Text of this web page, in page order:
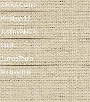
SIRKA Camp
Proslavv12
JustinVANDA
Gogi
JamesToula
Michaelmut